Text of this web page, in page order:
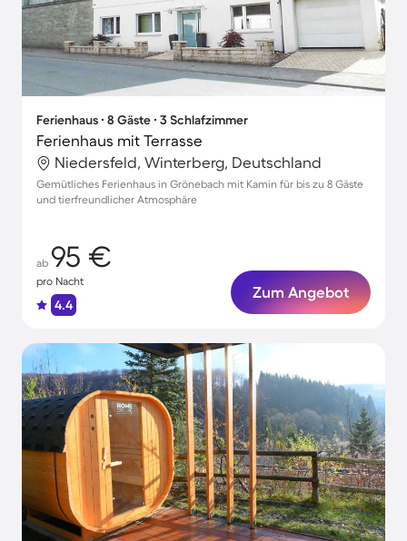
Ferienhaus ∙ 8 Gäste ∙ 3 Schlafzimmer
Ferienhaus mit Terrasse
Niedersfeld, Winterberg, Deutschland
Gemütliches Ferienhaus in Grönebach mit Kamin für bis zu 8 Gäste
und tierfreundlicher Atmosphäre
ab 95 €
pro Nacht
4.4
Zum Angebot